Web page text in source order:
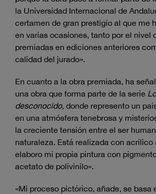
la Universidad Internacional de
certamen de gran prestigio al que me
en varias ocasiones, tanto por el nivel
premiadas en ediciones anteriores
calidad del jurado».
En cuanto a la obra premiada, ha
una obra que forma parte de la serie
desconocido, donde represento un
en una atmósfera tenebrosa y
la creciente tensión entre el ser
naturaleza. Está realizada con acrílico
elaboro mi propia pintura con
acetato de polivinilo».
«Mi proceso pictórico, añade, se basa